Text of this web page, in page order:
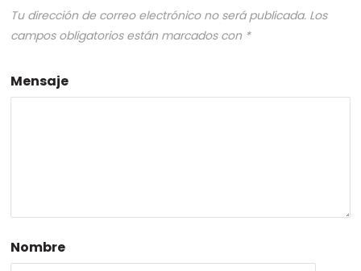
Tu dirección de correo electrónico no será publicada. Los
campos obligatorios están marcados con *
Mensaje
Nombre